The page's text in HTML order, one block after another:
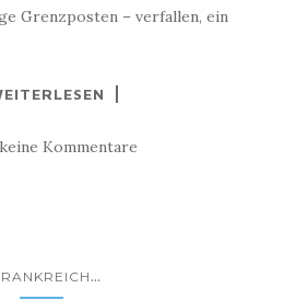
Grenzposten – verfallen, ein
Kommentare
...